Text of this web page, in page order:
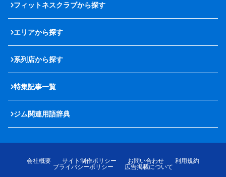
フィットネスクラブから探す
エリアから探す
系列店から探す
特集記事一覧
ジム関連用語辞典
会社概要 サイト制作ポリシー お問い合わせ
利用規約
プライバシーポリシー
広告掲載について